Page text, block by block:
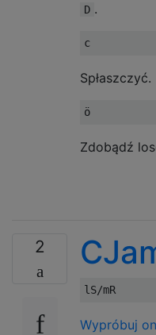
D .
Spłaszczyć.
Zdobądź
2
Wypróbuj